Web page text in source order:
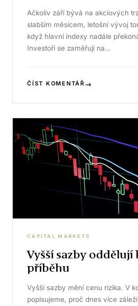
Ačkoliv září bývá na akciových
slabším měsícem, letošní vývoj
když hlavní indexy nadále
Investoři se zaměřují na…
ČÍST KOMENTÁŘ →
CAPITAL MARKETS
Vyšší sazby oddělují
příběhu
Vyšší sazby mění cenu rizika. V
popisujeme, proč dnes více